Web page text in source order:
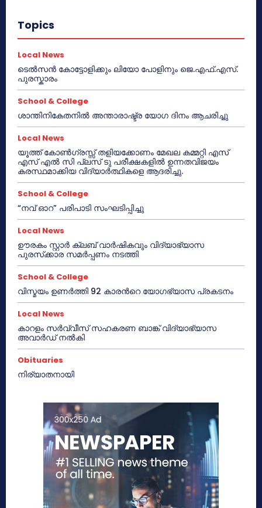
Topics
Local News
ടെൽസൻ കോട്ടോളിക്കും ലിയോ പോളിനും ജെ.എഫ്.എസ്.
പുരസ്കാരം
School & College
ശാന്തിനികേതനിൽ അന്താരാഷ്ട്ര യോഗ ദിനം ആചരിച്ചു
Local News
യൂത്ത് കോൺഗ്രസ്സ് തളിയക്കോണം മേഖല കമ്മറ്റി എസ്
എസ് എൽ സി പ്ലസ് ടു പരീക്ഷകളിൽ ഉന്നതവിജയം
കരസ്ഥമാക്കിയ വിദ്യാർത്ഥികളെ ആദരിച്ചു.
School & College
“നവ് ഓറ” പരിപാടി സംഘടിപ്പിച്ചു
Local News
ഊരകം സ്റ്റാർ ക്ലബ് വാർഷികവും വിദ്യാഭ്യാസ
പുരസ്‌ക്കാര സമർപ്പണം നടത്തി
School & College
വിസ്മയം ഉണർത്തി 92 കാരൻറെ യോഗഭ്യാസ പ്രകടനം
Local News
കാറളം സർവ്വീസ് സഹകരണ ബാങ്ക് വിദ്യാഭ്യാസ
അവാർഡ് നൽകി
Obituaries
നിര്യാതനായി